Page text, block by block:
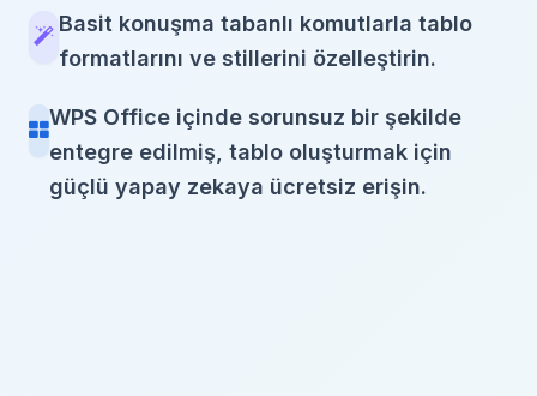
Basit konuşma tabanlı komutlarla tablo
formatlarını ve stillerini özelleştirin.
WPS Office içinde sorunsuz bir şekilde
entegre edilmiş, tablo oluşturmak için
güçlü yapay zekaya ücretsiz erişin.